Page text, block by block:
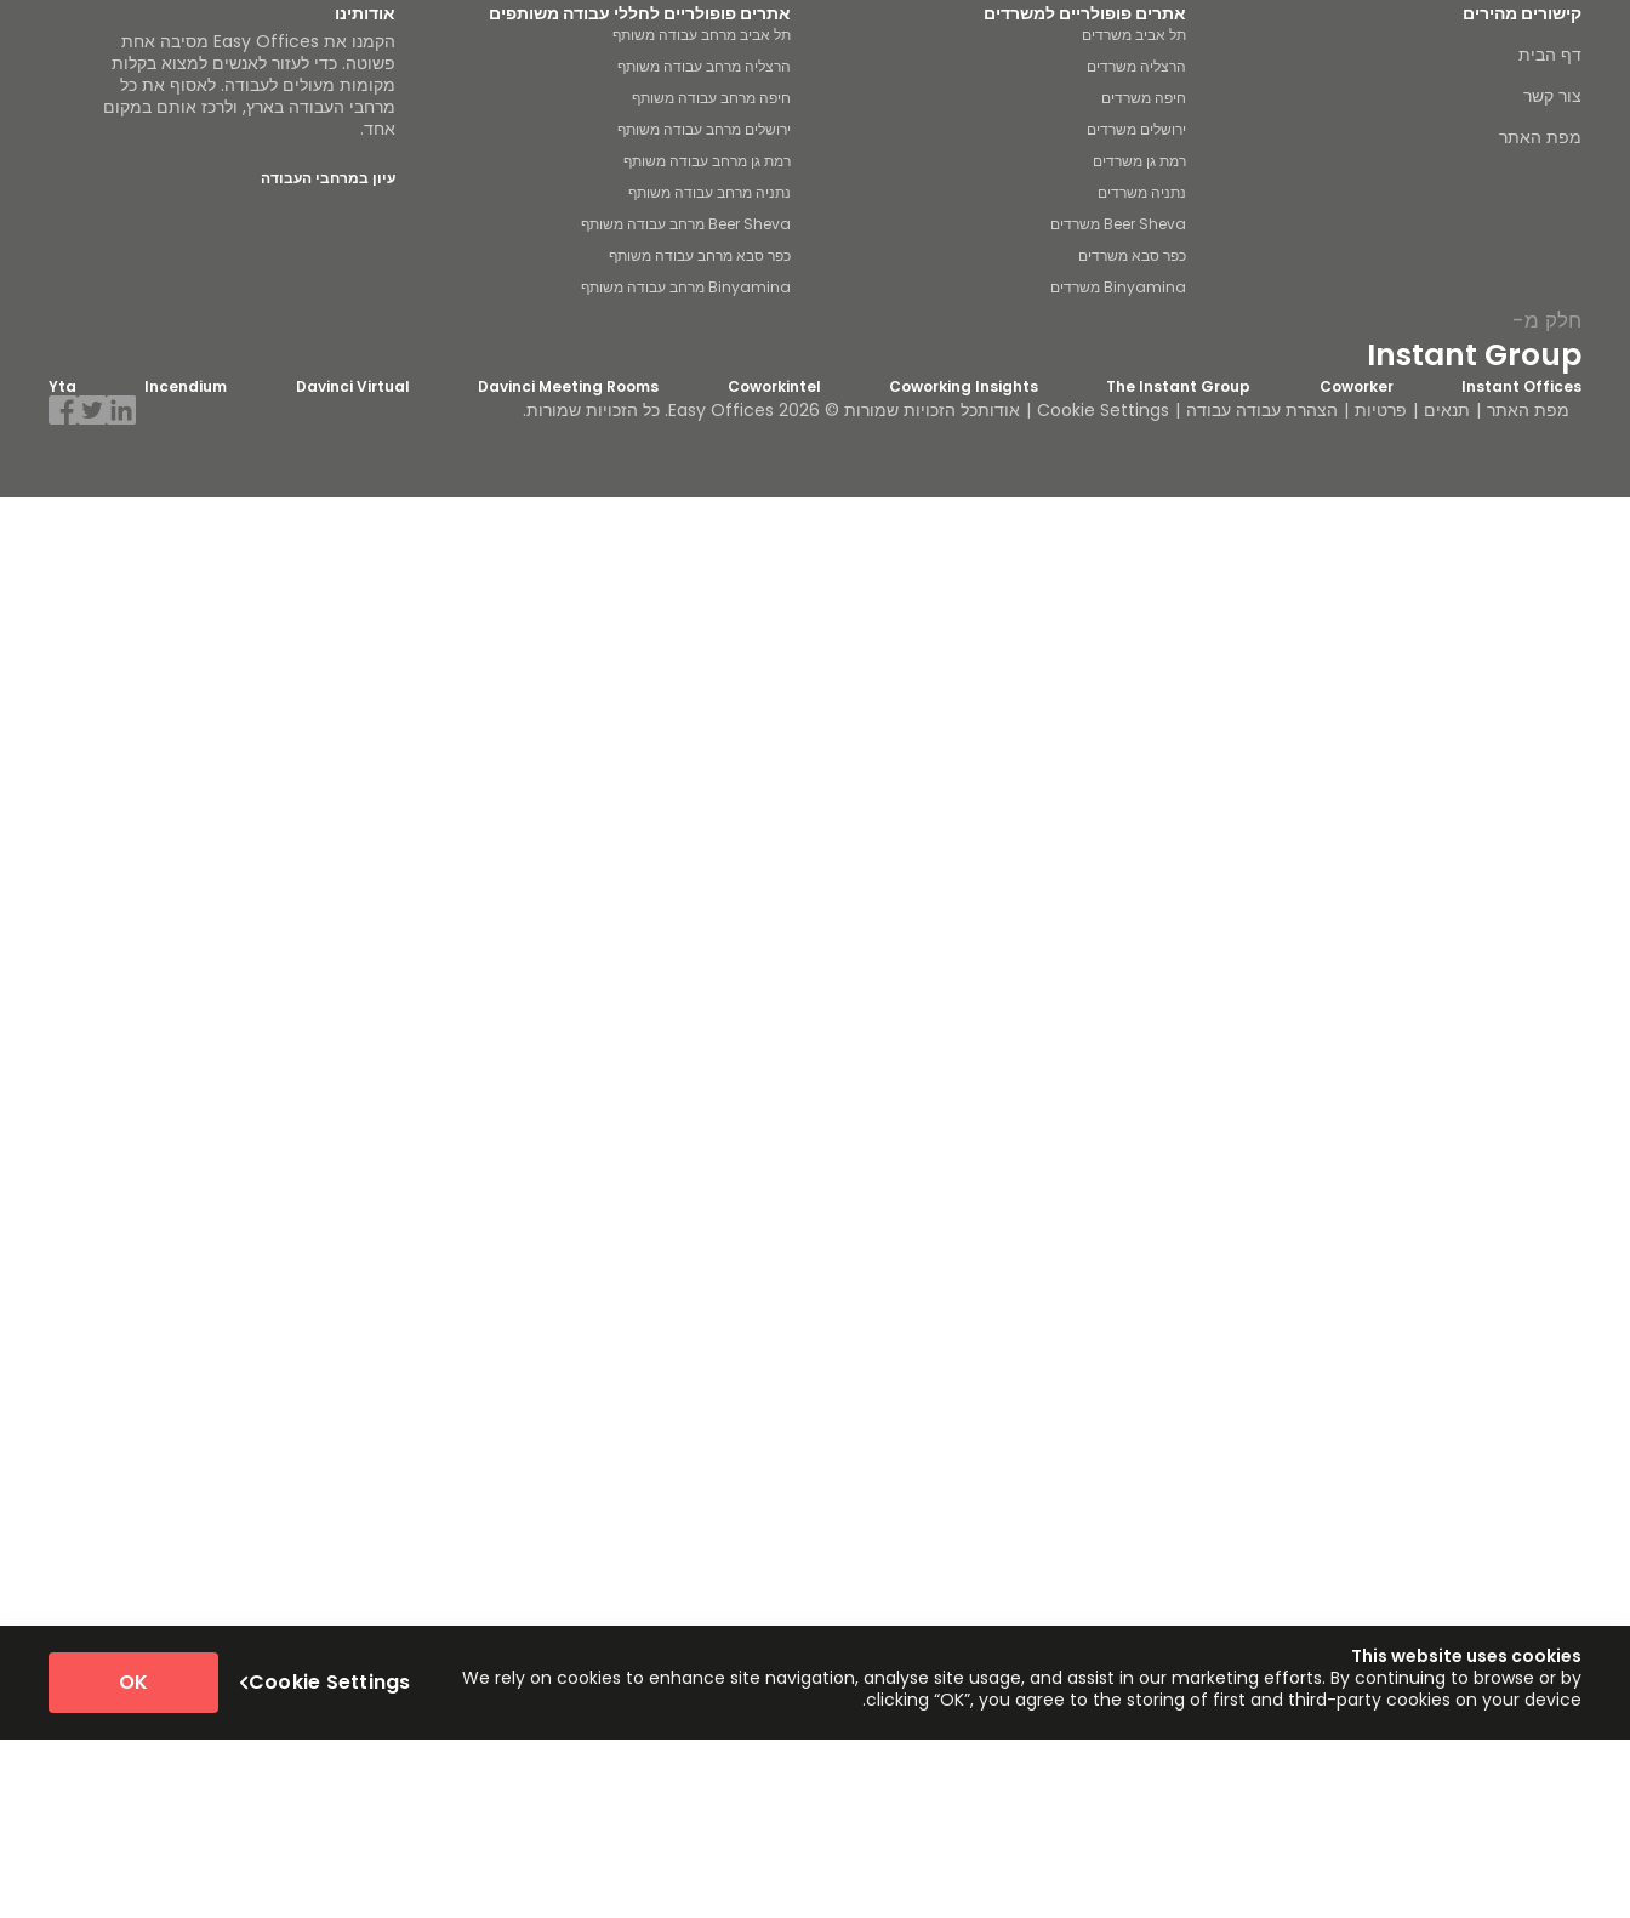
קישורים מהירים
דף הבית
צור קשר
מפת האתר
אתרים פופולריים למשרדים
תל אביב משרדים
הרצליה משרדים
חיפה משרדים
ירושלים משרדים
רמת גן משרדים
נתניה משרדים
Beer Sheva משרדים
כפר סבא משרדים
Binyamina משרדים
אתרים פופולריים לחללי עבודה משותפים
תל אביב מרחב עבודה משותף
הרצליה מרחב עבודה משותף
חיפה מרחב עבודה משותף
ירושלים מרחב עבודה משותף
רמת גן מרחב עבודה משותף
נתניה מרחב עבודה משותף
Beer Sheva מרחב עבודה משותף
כפר סבא מרחב עבודה משותף
Binyamina מרחב עבודה משותף
אודותינו
הקמנו את Easy Offices מסיבה אחת
פשוטה. כדי לעזור לאנשים למצוא בקלות
מקומות מעולים לעבודה. לאסוף את כל
מרחבי העבודה בארץ, ולרכז אותם במקום
אחד.
עיון במרחבי העבודה
Instant Offices
Coworker
The Instant Group
Coworking Insights
Coworkintel
Davinci Meeting Rooms
Davinci Virtual
Incendium
Yta
חלק מ-
Instant Group
מפת האתר תנאים פרטיות הצהרת עבודה עבודה Cookie Settings אודותכל הזכויות שמורות © 2026 Easy Offices. כל הזכויות שמורות.
This website uses cookies
We rely on cookies to enhance site navigation, analyse site usage, and assist in our marketing efforts. By continuing to browse or by
clicking “OK”, you agree to the storing of first and third-party cookies on your device.
Cookie Settings
OK